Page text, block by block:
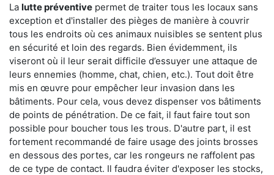
La lutte préventive permet de traiter tous les locaux sans
exception et d'installer des pièges de manière à couvrir
tous les endroits où ces animaux nuisibles se sentent plus
en sécurité et loin des regards. Bien évidemment, ils
viseront où il leur serait difficile d’essuyer une attaque de
leurs ennemies (homme, chat, chien, etc.). Tout doit être
mis en œuvre pour empêcher leur invasion dans les
bâtiments. Pour cela, vous devez dispenser vos bâtiments
de points de pénétration. De ce fait, il faut faire tout son
possible pour boucher tous les trous. D'autre part, il est
fortement recommandé de faire usage des joints brosses
en dessous des portes, car les rongeurs ne raffolent pas
de ce type de contact. Il faudra éviter d'exposer les stocks,